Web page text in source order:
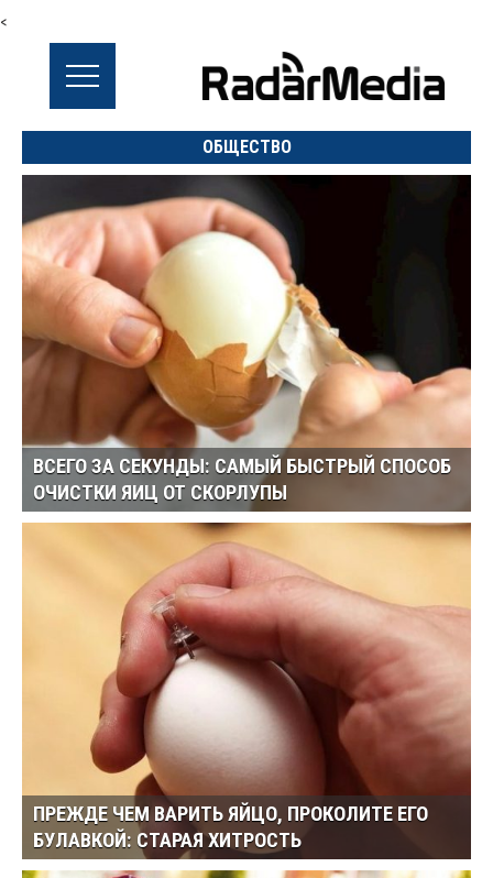
<
ОБЩЕСТВО
ВСЕГО ЗА СЕКУНДЫ: САМЫЙ БЫСТРЫЙ СПОСОБ
ОЧИСТКИ ЯИЦ ОТ СКОРЛУПЫ
ПРЕЖДЕ ЧЕМ ВАРИТЬ ЯЙЦО, ПРОКОЛИТЕ ЕГО
БУЛАВКОЙ: СТАРАЯ ХИТРОСТЬ